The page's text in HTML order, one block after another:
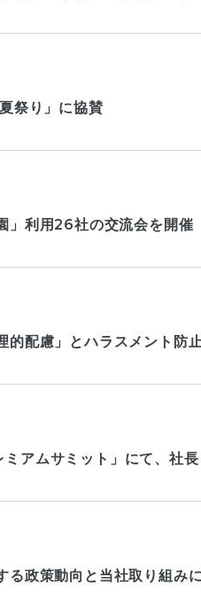
祭り」に協賛
」利用26社の交流会を開催
的配慮」とハラスメント防
アムサミット」にて、社
る政策動向と当社取り組み